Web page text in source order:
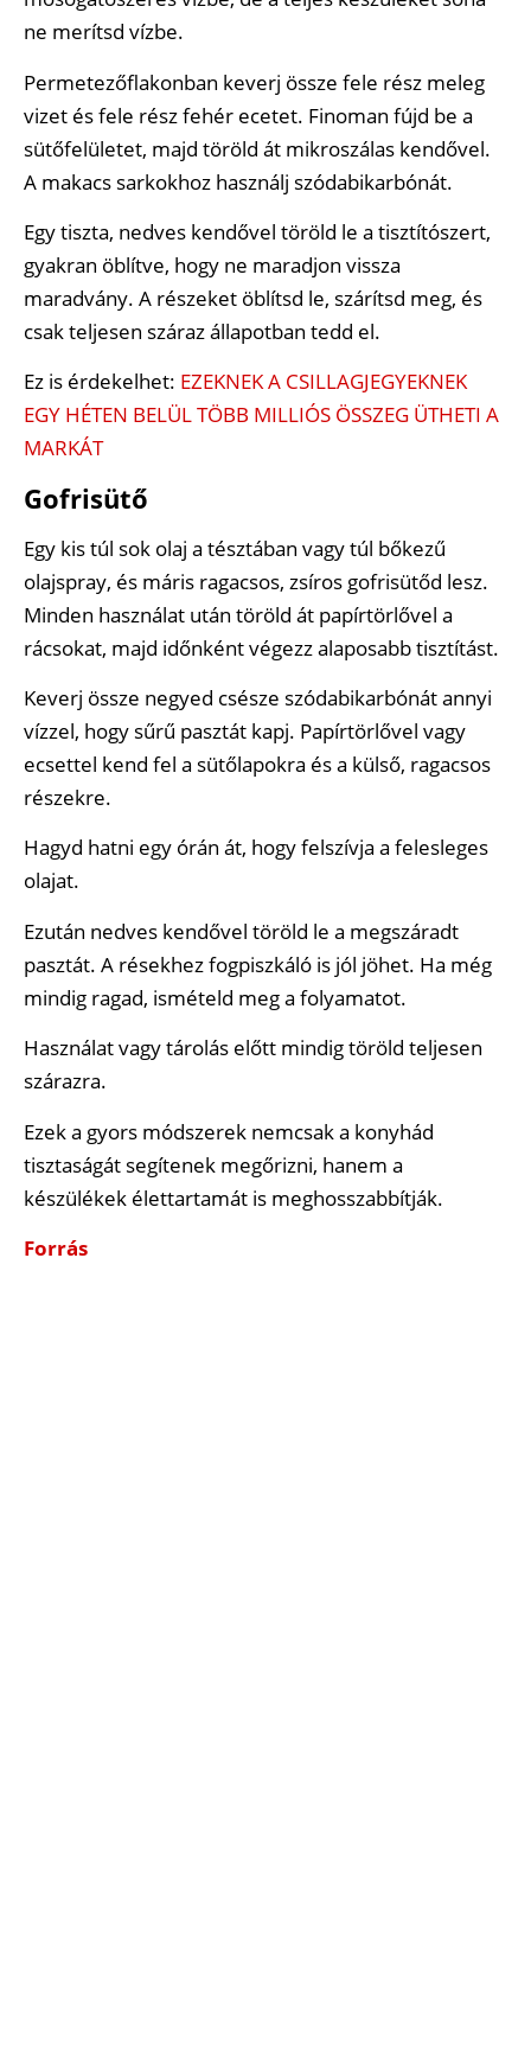
ne merítsd vízbe.
Permetezőflakonban keverj össze fele rész meleg
vizet és fele rész fehér ecetet. Finoman fújd be a
sütőfelületet, majd töröld át mikroszálas kendővel.
A makacs sarkokhoz használj szódabikarbónát.
Egy tiszta, nedves kendővel töröld le a tisztítószert,
gyakran öblítve, hogy ne maradjon vissza
maradvány. A részeket öblítsd le, szárítsd meg, és
csak teljesen száraz állapotban tedd el.
Ez is érdekelhet: EZEKNEK A CSILLAGJEGYEKNEK
EGY HÉTEN BELÜL TÖBB MILLIÓS ÖSSZEG ÜTHETI A
MARKÁT
Gofrisütő
Egy kis túl sok olaj a tésztában vagy túl bőkezű
olajspray, és máris ragacsos, zsíros gofrisütőd lesz.
Minden használat után töröld át papírtörlővel a
rácsokat, majd időnként végezz alaposabb tisztítást.
Keverj össze negyed csésze szódabikarbónát annyi
vízzel, hogy sűrű pasztát kapj. Papírtörlővel vagy
ecsettel kend fel a sütőlapokra és a külső, ragacsos
részekre.
Hagyd hatni egy órán át, hogy felszívja a felesleges
olajat.
Ezután nedves kendővel töröld le a megszáradt
pasztát. A résekhez fogpiszkáló is jól jöhet. Ha még
mindig ragad, ismételd meg a folyamatot.
Használat vagy tárolás előtt mindig töröld teljesen
szárazra.
Ezek a gyors módszerek nemcsak a konyhád
tisztaságát segítenek megőrizni, hanem a
készülékek élettartamát is meghosszabbítják.
Forrás